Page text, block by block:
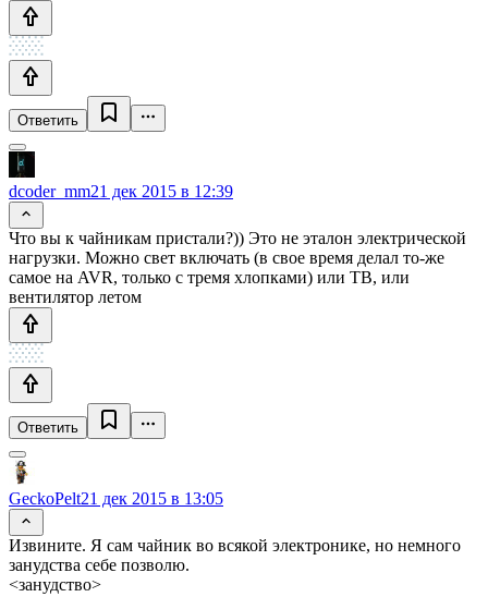
Ответить
dcoder_mm21 дек 2015 в 12:39
Что вы к чайникам пристали?)) Это не эталон электрической
нагрузки. Можно свет включать (в свое время делал то-же
самое на AVR, только с тремя хлопками) или ТВ, или
вентилятор летом
Ответить
GeckoPelt21 дек 2015 в 13:05
Извините. Я сам чайник во всякой электронике, но немного
занудства себе позволю.
<занудство>